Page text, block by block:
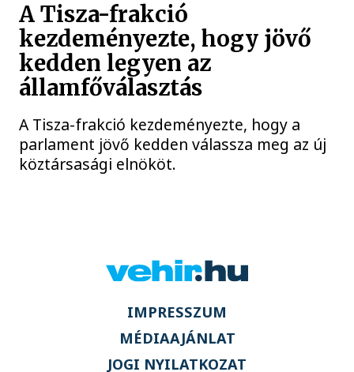
A Tisza-frakció
kezdeményezte, hogy jövő
kedden legyen az
államfőválasztás
A Tisza-frakció kezdeményezte, hogy a
parlament jövő kedden válassza meg az új
köztársasági elnököt.
IMPRESSZUM
MÉDIAAJÁNLAT
JOGI NYILATKOZAT